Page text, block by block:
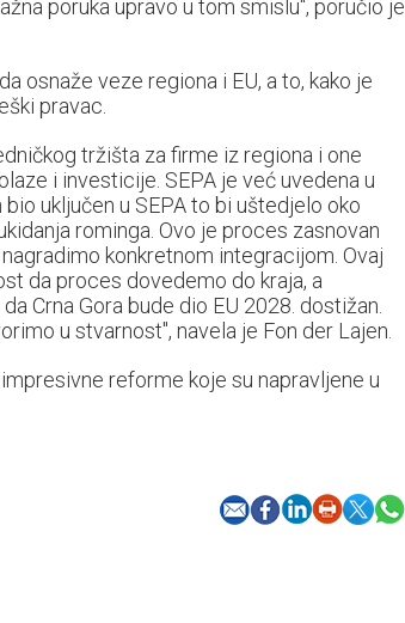
poruka upravo u tom smislu", poručio je
osnaže veze regiona i EU, a to, kako je
pravac.
tržišta za firme iz regiona i one
i investicije. SEPA je već uvedena u
uključen u SEPA to bi uštedjelo oko
rominga. Ovo je proces zasnovan
konkretnom integracijom. Ovaj
da proces dovedemo do kraja, a
Crna Gora bude dio EU 2028. dostižan.
u stvarnost", navela je Fon der Lajen.
reforme koje su napravljene u